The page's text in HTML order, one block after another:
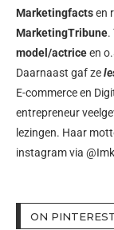
Marketingfactsen
MarketingTribune.
model/actriceen
Daarnaast gaf ze
E-commerce en
entrepreneur
lezingen. Haar
instagram via
ON